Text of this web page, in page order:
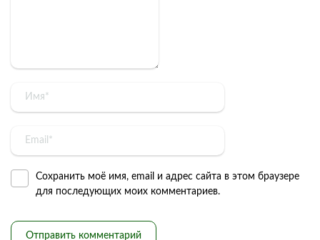
Сохранить моё имя, email и адрес сайта в этом браузере
для последующих моих комментариев.